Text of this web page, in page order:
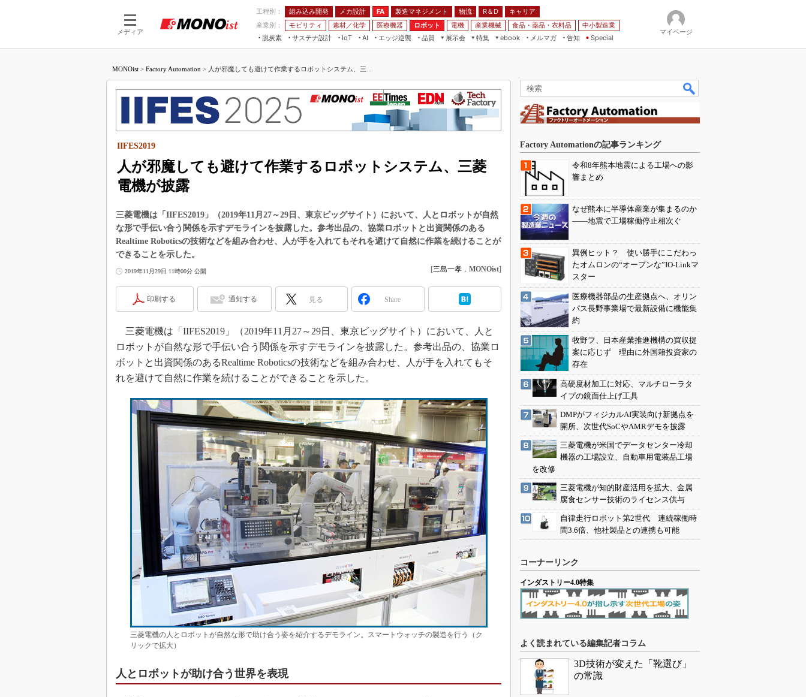
メディア
工程別： 組み込み開発 メカ設計 FA 製造マネジメント 物流 R＆D
キャリア
産業別：
モビリティ 素材／化学 医療機器 ロボット 電機 産業機械 食品・薬品・衣料品
中小製造業
脱炭素
サステナ設計
IoT
つながる工場
つながるサービス
AI
AI×設備保全
Physical AI
エッジ逆襲 品質
展示会
JIMTOF
組込み/エッジ コンピューティング
展＆IoT/5Gソリューション展
国際ロボット展
TECHNO-FRONTIER
EdgeTech+
日本ものづくりワールド
特集
つながるクルマ
5G
VR／AR
フィールドサービス
組み込み画像技術
車載ソフト開発
ISO26262
S＆OP
インダストリー4.0
イノベーション
製造業ビッグデータ
メイドインジャパン
植物工場
知財マネジメント
海外生産
グローバル設計・開発
制御セキュリティ
新型コロナへの対応
ebook
製造マネジメント
FA
モビリティ
メルマガ
告知 Special
マイページ
MONOist > Factory Automation > 人が邪魔しても避けて作業するロボットシステム、三...
人が邪魔しても避けて作業するロボットシステム、三菱
電機が披露
IIFES2019
三菱電機は「IIFES2019」（2019年11月27～29日、東京ビッグサイト）において、人とロボットが自然
な形で手伝い合う関係を示すデモラインを披露した。参考出品の、協業ロボットと出資関係のある
Realtime Roboticsの技術などを組み合わせ、人が手を入れてもそれを避けて自然に作業を続けることが
できることを示した。
2019年11月29日 11時00分 公開 [三島一孝 ， MONOist]
印刷する 通知する 見る Share
三菱電機は「IIFES2019」（2019年11月27～29日、東京ビッグサイト）において、人と
ロボットが自然な形で手伝い合う関係を示すデモラインを披露した。参考出品の、協業ロ
ボットと出資関係のあるRealtime Roboticsの技術などを組み合わせ、人が手を入れてもそ
れを避けて自然に作業を続けることができることを示した。
三菱電機の人とロボットが自然な形で助け合う姿を紹介するデモライン。スマートウォッチの製造を行う（ク
リックで拡大）
人とロボットが助け合う世界を表現
Factory Automationの記事ランキング
令和8年熊本地震による工場への影
響まとめ
なぜ熊本に半導体産業が集まるのか
――地震で工場稼働停止相次ぐ
異例ヒット？ 使い勝手にこだわっ
たオムロンの“オープンな”IO-Linkマ
スター
医療機器部品の生産拠点へ、オリン
パス長野事業場で最新設備に機能集
約
牧野フ、日本産業推進機構の買収提
案に応じず 理由に外国籍投資家の
存在
高硬度材加工に対応、マルチローラタ
イプの鏡面仕上げ工具
DMPがフィジカルAI実装向け新拠点を
開所、次世代SoCやAMRデモを披露
三菱電機が米国でデータセンター冷却
機器の工場設立、自動車用電装品工場
を改修
三菱電機が知的財産活用を拡大、金属
腐食センサー技術のライセンス供与
自律走行ロボット第2世代 連続稼働時
間3.6倍、他社製品との連携も可能
コーナーリンク
インダストリー4.0特集
よく読まれている編集記者コラム
3D技術が変えた「靴選び」
の常識